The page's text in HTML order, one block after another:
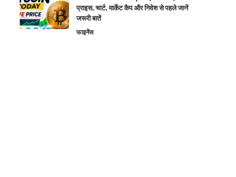
प्राइस, चार्ट, मार्केट कैप और निवेश से पहले जानें
जरूरी बातें
फाइनेंस